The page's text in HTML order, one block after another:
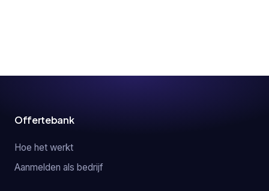
Offertebank
Hoe het werkt
Aanmelden als bedrijf